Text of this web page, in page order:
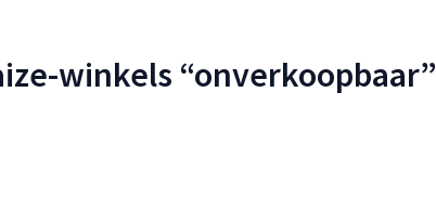
winkels “onverkoopbaar”